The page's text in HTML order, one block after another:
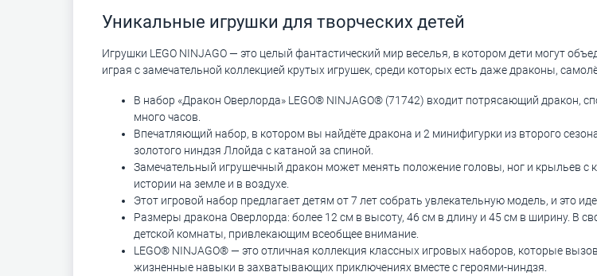
Уникальные игрушки для творческих детей
Игрушки LEGO NINJAGO — это целый фантастический мир веселья, в котором дети могут
играя с замечательной коллекцией крутых игрушек, среди которых есть даже драконы,
В набор «Дракон Оверлорда» LEGO® NINJAGO® (71742) входит потрясающий дракон,
много часов.
Впечатляющий набор, в котором вы найдёте дракона и 2 минифигурки из второго
золотого ниндзя Ллойда с катаной за спиной.
Замечательный игрушечный дракон может менять положение головы, ног и крыльев
истории на земле и в воздухе.
Этот игровой набор предлагает детям от 7 лет собрать увлекательную модель, и это
Размеры дракона Оверлорда: более 12 см в высоту, 46 см в длину и 45 см в ширину. В
детской комнаты, привлекающим всеобщее внимание.
LEGO® NINJAGO® — это отличная коллекция классных игровых наборов, которые
жизненные навыки в захватывающих приключениях вместе с героями-ниндзя.